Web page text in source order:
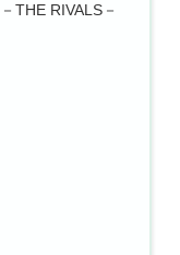
THE RIVALS－